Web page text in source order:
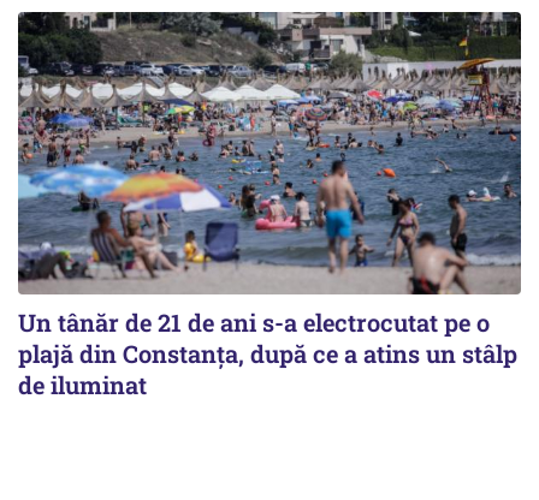
Un tânăr de 21 de ani s-a electrocutat pe o
plajă din Constanța, după ce a atins un stâlp
de iluminat